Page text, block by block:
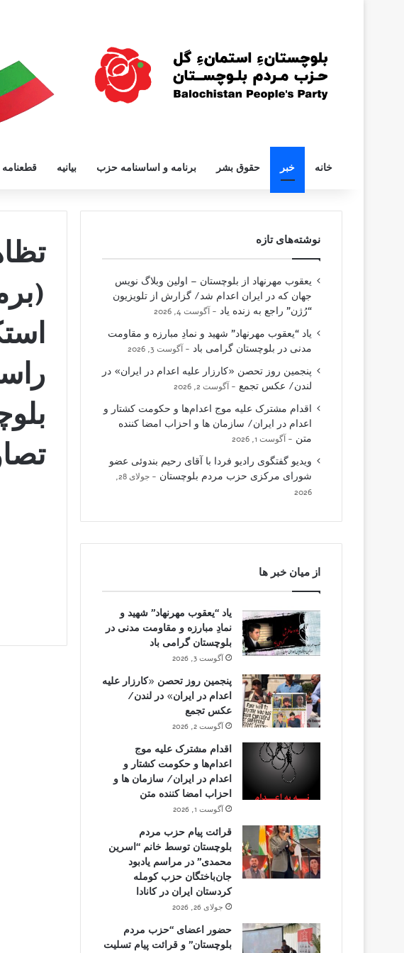
خانه خبر حقوق بشر برنامه و اساسنامه حزب بیانیه قطعنامه
نوشته‌های تازه
یعقوب مهرنهاد از بلوچستان – اولین وبلاگ نویس
جهان که در ایران اعدام شد/ گزارش از تلویزیون
“رُژن” راجع به زنده یاد
آگوست 4, 2026
یاد “یعقوب مهرنهاد” شهید و نمادِ مبارزه و مقاومت
مدنی در بلوچستان گرامی باد
آگوست 3, 2026
پنجمین روز تحصن «کارزار علیه اعدام در ایران» در
لندن/ عکس تجمع
آگوست 2, 2026
اقدام مشترک علیه موج اعدام‌ها و حکومت کشتار و
اعدام در ایران/ سازمان ها و احزاب امضا کننده
متن
آگوست 1, 2026
ویدیو گفتگوی رادیو فردا با آقای رحیم بندوئی عضو
شورای مرکزی حزب مردم بلوچستان
جولای 28,
2026
از میان خبر ها
یاد “یعقوب مهرنهاد” شهید و
نمادِ مبارزه و مقاومت مدنی در
بلوچستان گرامی باد
آگوست 3, 2026
پنجمین روز تحصن «کارزار علیه
اعدام در ایران» در لندن/
عکس تجمع
آگوست 2, 2026
اقدام مشترک علیه موج
اعدام‌ها و حکومت کشتار و
اعدام در ایران/ سازمان ها و
احزاب امضا کننده متن
آگوست 1, 2026
قرائت پیام حزب مردم
بلوچستان توسط خانم “اسرین
محمدی” در مراسم یادبود
جان‌باختگان حزب کومله
کردستان ایران در کانادا
جولای 26, 2026
حضور اعضای “حزب مردم
بلوچستان” و قرائت پیام تسلیت